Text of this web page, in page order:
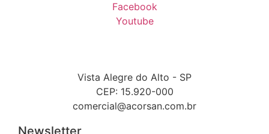
Facebook
Youtube
Vista Alegre do Alto - SP
CEP: 15.920-000
comercial@acorsan.com.br